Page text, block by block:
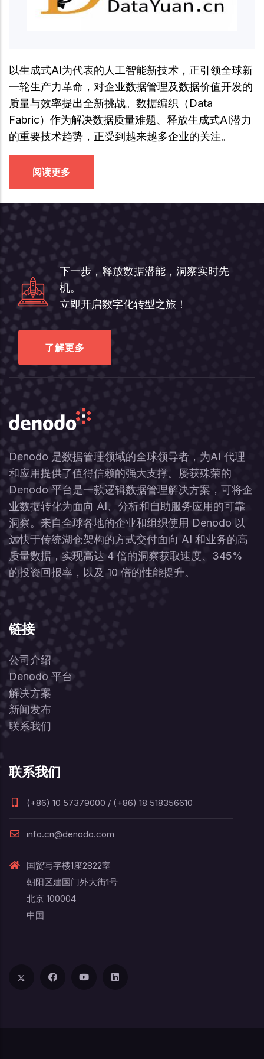
以生成式AI为代表的人工智能新技术，正引领全球新
一轮生产力革命，对企业数据管理及数据价值开发的
质量与效率提出全新挑战。数据编织（Data
Fabric）作为解决数据质量难题、释放生成式AI潜力
的重要技术趋势，正受到越来越多企业的关注。
阅读更多
下一步，释放数据潜能，洞察实时先
机。
立即开启数字化转型之旅！
了解更多
Denodo 是数据管理领域的全球领导者，为AI 代理
和应用提供了值得信赖的强大支撑。屡获殊荣的
Denodo 平台是一款逻辑数据管理解决方案，可将企
业数据转化为面向 AI、分析和自助服务应用的可靠
洞察。来自全球各地的企业和组织使用 Denodo 以
远快于传统湖仓架构的方式交付面向 AI 和业务的高
质量数据，实现高达 4 倍的洞察获取速度、345%
的投资回报率，以及 10 倍的性能提升。
链接
公司介绍
Denodo 平台
解决方案
新闻发布
联系我们
联系我们
(+86) 10 57379000 / (+86) 18 518356610
info.cn@denodo.com
国贸写字楼1座2822室
朝阳区建国门外大街1号
北京 100004
中国